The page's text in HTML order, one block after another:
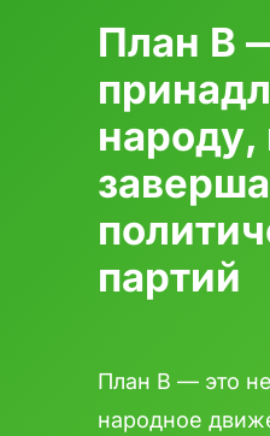
План B
народу,
партий
План B — это
народное